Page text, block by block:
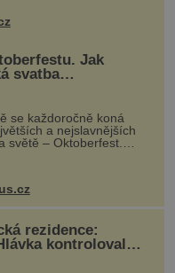
bole...
Jak
svatba
největší pivní
se každoročně koná
a nejslavnějších
světě – Oktoberfest.
kteří si vychutnávají
rezidence:
kontroloval